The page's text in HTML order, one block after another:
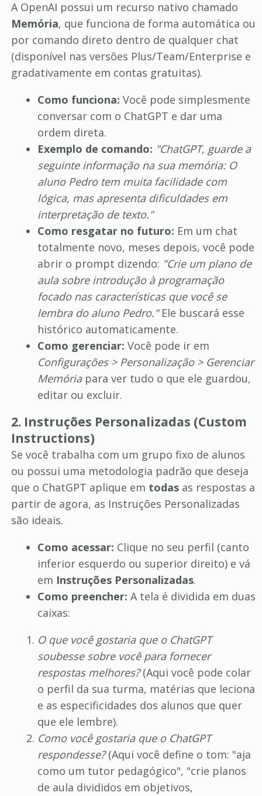
A OpenAI possui um recurso nativo chamado
Memória, que funciona de forma automática ou
por comando direto dentro de qualquer chat
(disponível nas versões Plus/Team/Enterprise e
gradativamente em contas gratuitas).
Como funciona: Você pode simplesmente
conversar com o ChatGPT e dar uma
ordem direta.
Exemplo de comando: "ChatGPT, guarde a
seguinte informação na sua memória: O
aluno Pedro tem muita facilidade com
lógica, mas apresenta dificuldades em
interpretação de texto."
Como resgatar no futuro: Em um chat
totalmente novo, meses depois, você pode
abrir o prompt dizendo: "Crie um plano de
aula sobre introdução à programação
focado nas características que você se
lembra do aluno Pedro."Ele buscará esse
histórico automaticamente.
Como gerenciar: Você pode ir em
Configurações > Personalização > Gerenciar
Memóriapara ver tudo o que ele guardou,
editar ou excluir.
2. Instruções Personalizadas (Custom
Instructions)
Se você trabalha com um grupo fixo de alunos
ou possui uma metodologia padrão que deseja
que o ChatGPT aplique em todasas respostas a
partir de agora, as Instruções Personalizadas
são ideais.
Como acessar: Clique no seu perfil (canto
inferior esquerdo ou superior direito) e vá
em Instruções Personalizadas.
Como preencher: A tela é dividida em duas
caixas:
O que você gostaria que o ChatGPT
soubesse sobre você para fornecer
respostas melhores?(Aqui você pode colar
o perfil da sua turma, matérias que leciona
e as especificidades dos alunos que quer
que ele lembre).
Como você gostaria que o ChatGPT
respondesse?(Aqui você define o tom: "aja
como um tutor pedagógico", "crie planos
de aula divididos em objetivos,